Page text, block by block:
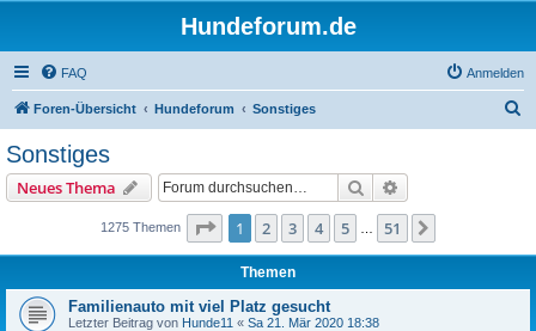
Hundeforum.de
FAQ Anmelden
Foren-Übersicht Hundeforum Sonstiges
Sonstiges
Neues Thema Suche
1275 Themen Seite 1von 51
1 2 3 4 5 51
Themen
Familienauto mit viel Platz gesucht
Letzter Beitrag von Hunde11 « Sa 21. Mär 2020 18:38